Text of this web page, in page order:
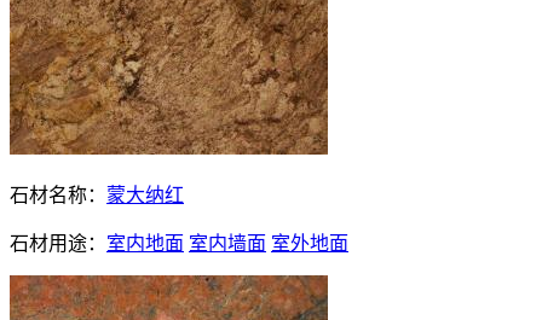
石材名称： 蒙大纳红
石材用途： 室内地面 室内墙面 室外地面